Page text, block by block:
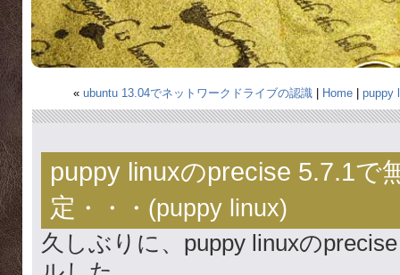
« ubuntu 13.04でネットワークドライブの認識 Home puppy
puppy linuxのprecise 5.7.1で
定 ・・・(puppy linux)
久しぶりに、puppy linuxの